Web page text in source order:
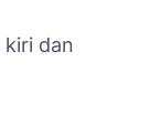
kiri dan